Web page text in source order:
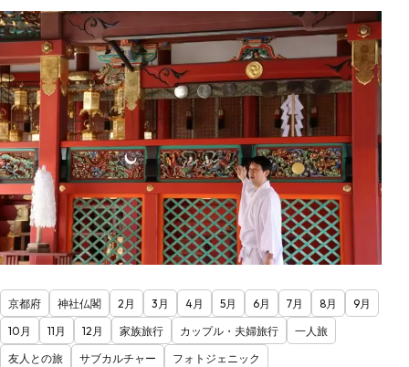
京都府 神社仏閣 2月 3月 4月 5月 6月 7月 8月
9月
10月
11月 12月 家族旅行 カップル・夫婦旅行
一人旅
友人との旅
サブカルチャー フォトジェニック